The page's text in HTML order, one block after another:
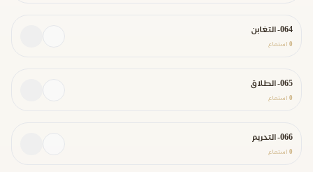
064- التغابن
0 استماع
065- الطلاق
0 استماع
066- التحريم
0 استماع